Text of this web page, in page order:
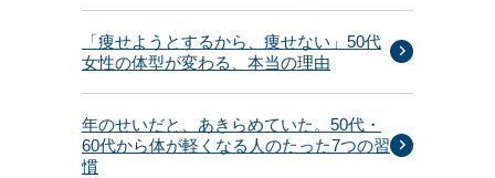
「痩せようとするから、痩せない」50代
女性の体型が変わる、本当の理由
年のせいだと、あきらめていた。50代・
60代から体が軽くなる人のたった7つの習
慣